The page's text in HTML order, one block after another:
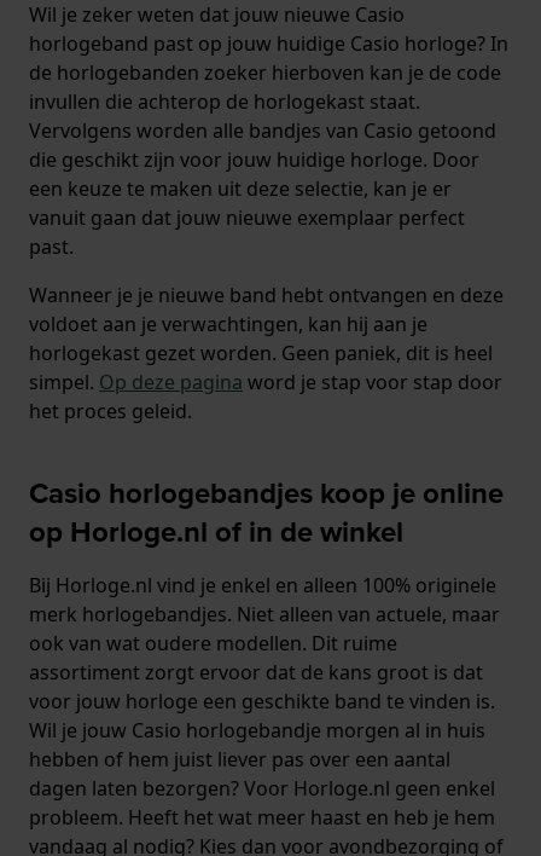
Wil je zeker weten dat jouw nieuwe Casio
horlogeband past op jouw huidige Casio horloge? In
de horlogebanden zoeker hierboven kan je de code
invullen die achterop de horlogekast staat.
Vervolgens worden alle bandjes van Casio getoond
die geschikt zijn voor jouw huidige horloge. Door
een keuze te maken uit deze selectie, kan je er
vanuit gaan dat jouw nieuwe exemplaar perfect
past.
Wanneer je je nieuwe band hebt ontvangen en deze
voldoet aan je verwachtingen, kan hij aan je
horlogekast gezet worden. Geen paniek, dit is heel
simpel. Op deze pagina word je stap voor stap door
het proces geleid.
Casio horlogebandjes koop je online
op Horloge.nl of in de winkel
Bij Horloge.nl vind je enkel en alleen 100% originele
merk horlogebandjes. Niet alleen van actuele, maar
ook van wat oudere modellen. Dit ruime
assortiment zorgt ervoor dat de kans groot is dat
voor jouw horloge een geschikte band te vinden is.
Wil je jouw Casio horlogebandje morgen al in huis
hebben of hem juist liever pas over een aantal
dagen laten bezorgen? Voor Horloge.nl geen enkel
probleem. Heeft het wat meer haast en heb je hem
vandaag al nodig? Kies dan voor avondbezorging of